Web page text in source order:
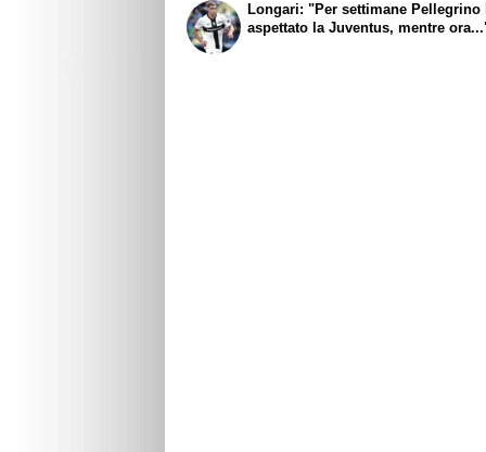
Longari: "Per settimane Pellegrino
aspettato la Juventus, mentre